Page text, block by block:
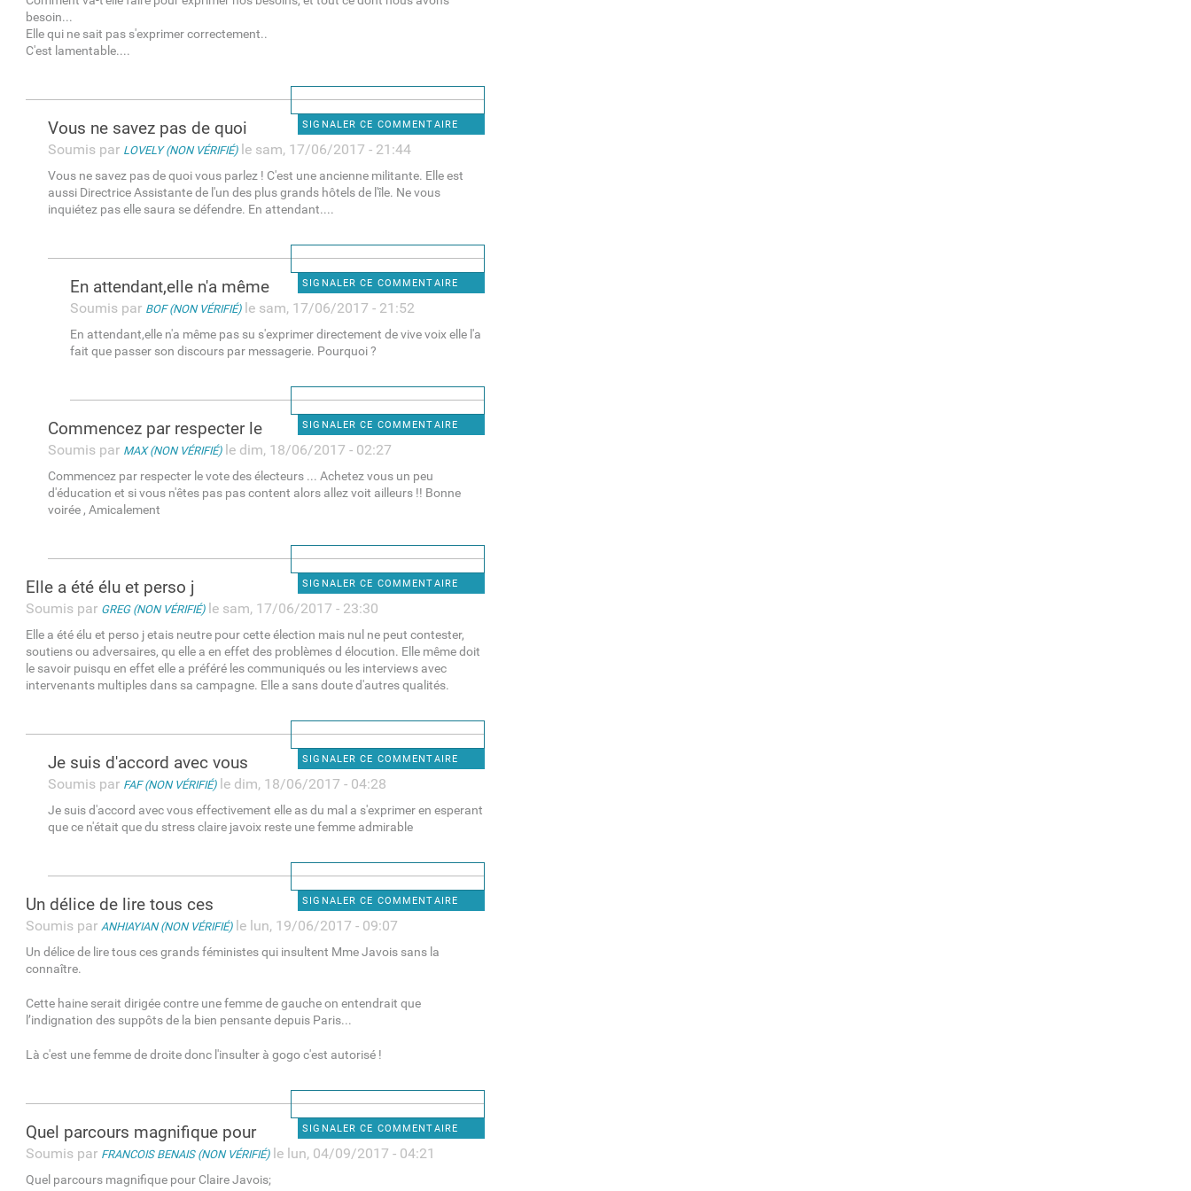
besoin...
Elle qui ne sait pas s'exprimer correctement..
C'est lamentable....
SIGNALER CE COMMENTAIRE
Vous ne savez pas de quoi
Soumis par LOVELY (NON VÉRIFIÉ)le sam, 17/06/2017 - 21:44
Vous ne savez pas de quoi vous parlez ! C'est une ancienne militante. Elle est
aussi Directrice Assistante de l'un des plus grands hôtels de l'île. Ne vous
inquiétez pas elle saura se défendre. En attendant....
SIGNALER CE COMMENTAIRE
En attendant,elle n'a même
Soumis par BOF (NON VÉRIFIÉ)le sam, 17/06/2017 - 21:52
En attendant,elle n'a même pas su s'exprimer directement de vive voix elle l'a
fait que passer son discours par messagerie. Pourquoi ?
SIGNALER CE COMMENTAIRE
Commencez par respecter le
Soumis par MAX (NON VÉRIFIÉ)le dim, 18/06/2017 - 02:27
Commencez par respecter le vote des électeurs ... Achetez vous un peu
d'éducation et si vous n'êtes pas pas content alors allez voit ailleurs !! Bonne
voirée , Amicalement
SIGNALER CE COMMENTAIRE
Elle a été élu et perso j
Soumis par GREG (NON VÉRIFIÉ)le sam, 17/06/2017 - 23:30
Elle a été élu et perso j etais neutre pour cette élection mais nul ne peut contester,
soutiens ou adversaires, qu elle a en effet des problèmes d élocution. Elle même doit
le savoir puisqu en effet elle a préféré les communiqués ou les interviews avec
intervenants multiples dans sa campagne. Elle a sans doute d'autres qualités.
SIGNALER CE COMMENTAIRE
Je suis d'accord avec vous
Soumis par FAF (NON VÉRIFIÉ)le dim, 18/06/2017 - 04:28
Je suis d'accord avec vous effectivement elle as du mal a s'exprimer en esperant
que ce n'était que du stress claire javoix reste une femme admirable
SIGNALER CE COMMENTAIRE
Un délice de lire tous ces
Soumis par ANHIAYIAN (NON VÉRIFIÉ)le lun, 19/06/2017 - 09:07
Un délice de lire tous ces grands féministes qui insultent Mme Javois sans la
connaître.
Cette haine serait dirigée contre une femme de gauche on entendrait que
l’indignation des suppôts de la bien pensante depuis Paris...
Là c'est une femme de droite donc l'insulter à gogo c'est autorisé !
SIGNALER CE COMMENTAIRE
Quel parcours magnifique pour
Soumis par FRANCOIS BENAIS (NON VÉRIFIÉ)le lun, 04/09/2017 - 04:21
Quel parcours magnifique pour Claire Javois;